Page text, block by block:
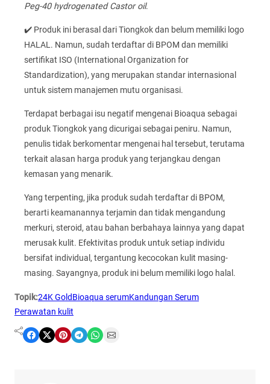
Peg-40 hydrogenated Castor oil.
✔️ Produk ini berasal dari Tiongkok dan belum memiliki logo
HALAL. Namun, sudah terdaftar di BPOM dan memiliki
sertifikat ISO (International Organization for
Standardization), yang merupakan standar internasional
untuk sistem manajemen mutu organisasi.
Terdapat berbagai isu negatif mengenai Bioaqua sebagai
produk Tiongkok yang dicurigai sebagai peniru. Namun,
penulis tidak berkomentar mengenai hal tersebut, terutama
terkait alasan harga produk yang terjangkau dengan
kemasan yang menarik.
Yang terpenting, jika produk sudah terdaftar di BPOM,
berarti keamanannya terjamin dan tidak mengandung
merkuri, steroid, atau bahan berbahaya lainnya yang dapat
merusak kulit. Efektivitas produk untuk setiap individu
bersifat individual, tergantung kecocokan kulit masing-
masing. Sayangnya, produk ini belum memiliki logo halal.
Topik:24K GoldBioaqua serumKandungan Serum
Perawatan kulit
Share on Facebook Share on X Share on Pinterest Share on Telegram Share on WhatsApp Share on Email